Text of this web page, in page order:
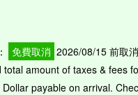
： 免費取消 2026/08/15 前取
total amount of taxes & fees
payable on arrival.